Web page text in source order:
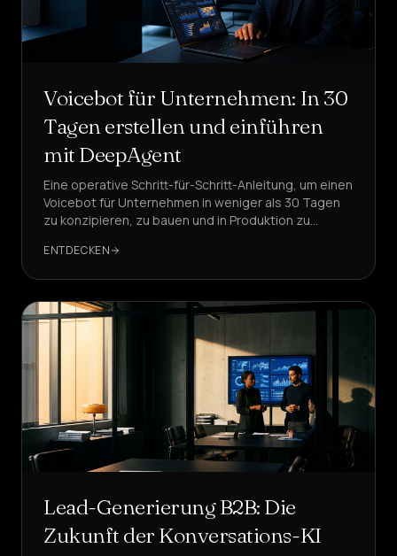
Voicebot für Unternehmen: In 30
Tagen erstellen und einführen
mit DeepAgent
Eine operative Schritt-für-Schritt-Anleitung, um einen
Voicebot für Unternehmen in weniger als 30 Tagen
zu konzipieren, zu bauen und in Produktion zu
ENTDECKEN
Lead-Generierung B2B: Die
Zukunft der Konversations-KI